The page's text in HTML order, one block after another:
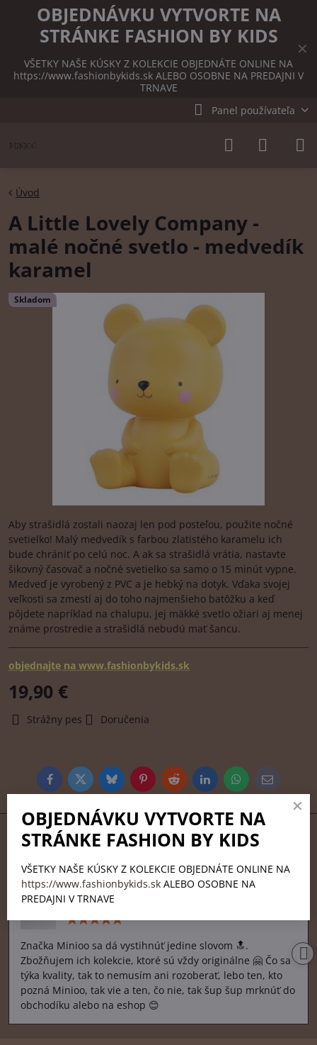
✕
OBJEDNÁVKU VYTVORTE NA
STRÁNKE FASHION BY KIDS
VŠETKY NAŠE KÚSKY Z KOLEKCIE OBJEDNÁTE ONLINE NA
https://www.fashionbykids.sk ALEBO OSOBNE NA PREDAJNI V
TRNAVE
Panel používateľa
Skladom
Úvod
A Little Lovely Company -
malé nočné svetlo - medvedík
karamel
Aby strašidlá zostali naozaj len pod posteľou, použite nočné
svetielko! Malý medvedík s farbou zlatistého karamelu ich
bude chrániť po celú noc. A ak sa strašidlá vrátia, nastavte
šikovný časovač a nočné svetielko sa samo o 15 minút vypne.
Medveď je vyrobený z PVC a je hebký na dotyk. Vďaka svojej
veľkosti sa zmestí aj do toho najmenšieho batôžku a keď
pôjdete napríklad na chalupu, jej mäkké svetlo ožiari aj menej
známe prostredie a strašidlá nebudú mať šancu.
objednajte na www.fashionbykids.sk
19,90 €
Strážny pes Doručenia
FacebookTwitterBlueskyPinterestRedditLinkedInWhatsApp
E-
mail
Recenzie od našich spokojných
zákazníkov
S Sandra Ladvenicová
Hodnotenie:
5
Značka Minioo sa dá vystihnúť jedine slovom 🔝.
Zbožňujem ich kolekcie, ktoré sú vždy originálne 🤗 Čo sa
týka kvality, tak to nemusím ani rozoberať, lebo ten, kto
pozná Minioo, tak vie a ten, čo nie, tak šup šup mrknúť do
obchodíku alebo na eshop 😊
OBJEDNÁVKU VYTVORTE NA
STRÁNKE FASHION BY KIDS
VŠETKY NAŠE KÚSKY Z KOLEKCIE OBJEDNÁTE ONLINE NA
https://www.fashionbykids.sk ALEBO OSOBNE NA
PREDAJNI V TRNAVE